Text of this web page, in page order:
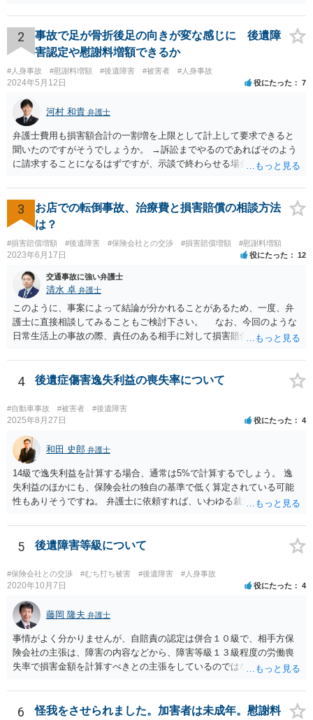
加害者に対する処罰感情など尋ねられるはずですので、率直にお答え
になるとよいと思います。
2
事故で足が骨折後足の向きが変な感じに 後遺障
害認定や慰謝料増額できるか
#人身事故 #慰謝料増額 #後遺障害 #被害者 #人身事故
2024年5月12日 役にたった 7
河村 和貴 弁護士
弁護士費用も損害額合計の一割増を上限として計上して要求できると
聞いたのですがそうでしょうか。 →訴訟までやるのであればそのよう
に請求することになるはずですが、示談で終わらせる場合には、そこ
ならほとんど充足できるか多くが返ってくるイメージなので頼むのも
いいかなと思うのですが。 →LAC基準でもそうかもしれませんし、交
通事故事案ではより定額の費用としている法律事務所も多いように思
います。費用面も含めて、弁護士さんを検討してみるとよいかもしれ
ませんね。 かなり具体的な話も多くなっているので、法律事務所に問
い合わせてみるとよいと思います。
3
お店での転倒事故、治療費と損害賠償の相談方法
は？
#損害賠償増額 #後遺障害 #保険会社との交渉 #損害賠償増額 #慰謝料増額
2023年6月17日 役にたった 12
交通事故に強い弁護士
清水 卓 弁護士
このように、事案によって結論が分かれることがあるため、一度、弁
護士に直接相談してみることもご検討下さい。 なお、今回のような
日常生活上の事故の際、責任のある相手に対して損害賠償請求する際
す（ご自宅の火災保険や自動車の任意保険等を確認してみて下さい。
加入したつもりがなくても、確認してみたら付いていたということが
4 後遺症傷害逸失利益の喪失率について
#自動車事故 #被害者 #後遺障害
2025年8月27日 役にたった 4
和田 史郎 弁護士
14級で逸失利益を計算する場合、通常は5%で計算するでしょう。 逸
失利益のほかにも、保険会社の独自の基準で低く算定されている可能
性もありそうですね。 弁護士に依頼すれば、いわゆる裁判基準程度の
5 後遺障害等級について
#保険会社との交渉 #むち打ち被害 #後遺障害 #人身事故
2020年10月7日 役にたった 4
藤岡 隆夫 弁護士
事情がよく分かりませんが、自賠責の認定は併合１０級で、相手方保
険会社の主張は、障害の内容などから、障害等級１３級程度の労働喪
失率で損害金額を計算すべきとの主張をしているのではないでしょう
ので、弁護士を交代しても状況は変わらないでしょう。今の弁護士と
十分に打ち合わせをすることが重要だと思います。
6
怪我をさせられました。加害者は未成年。慰謝料